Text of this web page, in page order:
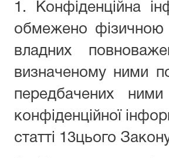
1. Конфіденційна
обмежено
владних
визначеному ними
передбачених
конфіденційної
статті 13цього